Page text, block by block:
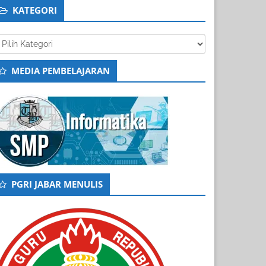
KATEGORI
MEDIA PEMBELAJARAN
PGRI JABAR MENULIS